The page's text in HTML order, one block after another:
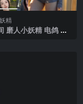
精
磨人小妖精 电鸽 N